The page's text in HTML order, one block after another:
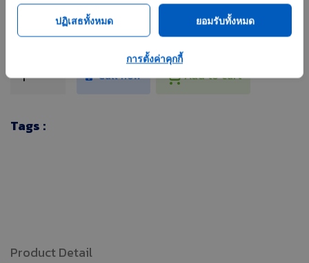
Category: OILON อื่นๆ
Call now Add to cart
Tags :
Product Detail
ปฏิเสธทั้งหมด ยอมรับทั้งหมด
การตั้งค่าคุกกี้